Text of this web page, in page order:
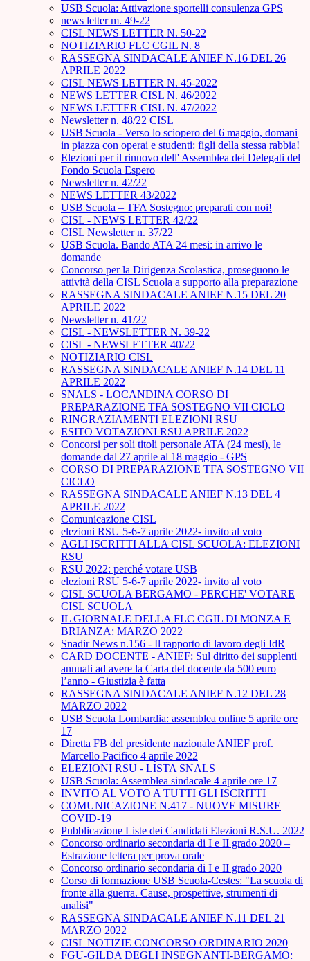
USB Scuola: Attivazione sportelli consulenza GPS
news letter m. 49-22
CISL NEWS LETTER N. 50-22
NOTIZIARIO FLC CGIL N. 8
RASSEGNA SINDACALE ANIEF N.16 DEL 26
APRILE 2022
CISL NEWS LETTER N. 45-2022
NEWS LETTER CISL N. 46/2022
NEWS LETTER CISL N. 47/2022
Newsletter n. 48/22 CISL
USB Scuola - Verso lo sciopero del 6 maggio, domani
in piazza con operai e studenti: figli della stessa rabbia!
Elezioni per il rinnovo dell' Assemblea dei Delegati del
Fondo Scuola Espero
Newsletter n. 42/22
NEWS LETTER 43/2022
USB Scuola – TFA Sostegno: preparati con noi!
CISL - NEWS LETTER 42/22
CISL Newsletter n. 37/22
USB Scuola. Bando ATA 24 mesi: in arrivo le
domande
Concorso per la Dirigenza Scolastica, proseguono le
attività della CISL Scuola a supporto alla preparazione
RASSEGNA SINDACALE ANIEF N.15 DEL 20
APRILE 2022
Newsletter n. 41/22
CISL - NEWSLETTER N. 39-22
CISL - NEWSLETTER 40/22
NOTIZIARIO CISL
RASSEGNA SINDACALE ANIEF N.14 DEL 11
APRILE 2022
SNALS - LOCANDINA CORSO DI
PREPARAZIONE TFA SOSTEGNO VII CICLO
RINGRAZIAMENTI ELEZIONI RSU
ESITO VOTAZIONI RSU APRILE 2022
Concorsi per soli titoli personale ATA (24 mesi), le
domande dal 27 aprile al 18 maggio - GPS
CORSO DI PREPARAZIONE TFA SOSTEGNO VII
CICLO
RASSEGNA SINDACALE ANIEF N.13 DEL 4
APRILE 2022
Comunicazione CISL
elezioni RSU 5-6-7 aprile 2022- invito al voto
AGLI ISCRITTI ALLA CISL SCUOLA: ELEZIONI
RSU
RSU 2022: perché votare USB
elezioni RSU 5-6-7 aprile 2022- invito al voto
CISL SCUOLA BERGAMO - PERCHE' VOTARE
CISL SCUOLA
IL GIORNALE DELLA FLC CGIL DI MONZA E
BRIANZA: MARZO 2022
Snadir News n.156 - Il rapporto di lavoro degli IdR
CARD DOCENTE - ANIEF: Sul diritto dei supplenti
annuali ad avere la Carta del docente da 500 euro
l’anno - Giustizia è fatta
RASSEGNA SINDACALE ANIEF N.12 DEL 28
MARZO 2022
USB Scuola Lombardia: assemblea online 5 aprile ore
17
Diretta FB del presidente nazionale ANIEF prof.
Marcello Pacifico 4 aprile 2022
ELEZIONI RSU - LISTA SNALS
USB Scuola: Assemblea sindacale 4 aprile ore 17
INVITO AL VOTO A TUTTI GLI ISCRITTI
COMUNICAZIONE N.417 - NUOVE MISURE
COVID-19
Pubblicazione Liste dei Candidati Elezioni R.S.U. 2022
Concorso ordinario secondaria di I e II grado 2020 –
Estrazione lettera per prova orale
Concorso ordinario secondaria di I e II grado 2020
Corso di formazione USB Scuola-Cestes: "La scuola di
fronte alla guerra. Cause, prospettive, strumenti di
analisi"
RASSEGNA SINDACALE ANIEF N.11 DEL 21
MARZO 2022
CISL NOTIZIE CONCORSO ORDINARIO 2020
FGU-GILDA DEGLI INSEGNANTI-BERGAMO: